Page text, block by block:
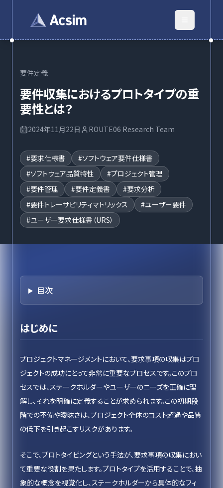
要件定義
要件収集におけるプロトタイプの重
要性とは？
2024年11月22日 ROUTE06 Research Team
#要求仕様書 #ソフトウェア要件仕様書
#ソフトウェア品質特性 #プロジェクト管理
#要件管理 #要件定義書 #要求分析
#要件トレーサビリティマトリックス #ユーザー要件
#ユーザー要求仕様書（URS）
目次
はじめに
プロジェクトマネージメントにおいて、要求事項の収集はプロ
ジェクトの成功にとって非常に重要なプロセスです。このプロ
セスでは、ステークホルダーやユーザーのニーズを正確に理
解し、それを明確に定義することが求められます。この初期段
階での不備や曖昧さは、プロジェクト全体のコスト超過や品質
の低下を引き起こすリスクがあります。
そこで、プロトタイピングという手法が、要求事項の収集におい
て重要な役割を果たします。プロトタイプを活用することで、抽
象的な概念を視覚化し、ステークホルダーから具体的なフィ